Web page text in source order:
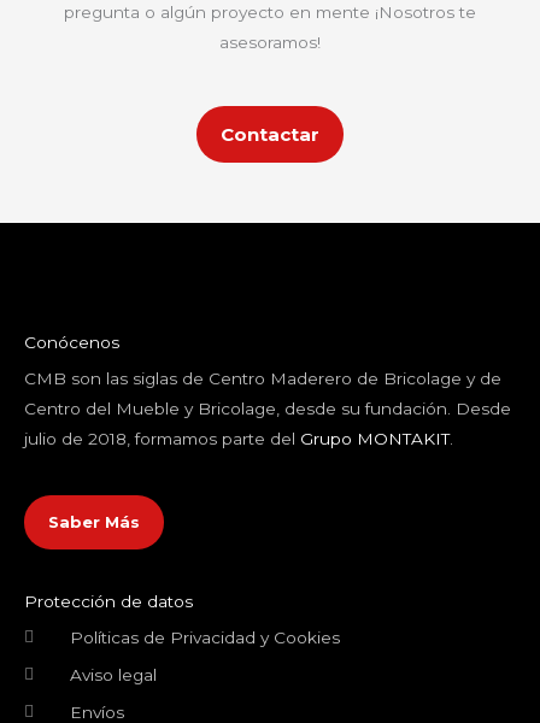
pregunta o algún proyecto en mente ¡Nosotros te
asesoramos!
Contactar
Conócenos
CMB son las siglas de Centro Maderero de Bricolage y de
Centro del Mueble y Bricolage, desde su fundación. Desde
julio de 2018, formamos parte del Grupo MONTAKIT.
Saber Más
Protección de datos
Políticas de Privacidad y Cookies
Aviso legal
Envíos